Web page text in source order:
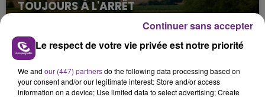
TOUJOURS À L'ARRÊT
Cela fait déjà une semaine que la centrale
nucléaire ardennaise est à l'arrêt. Une situation
justifiée par la sécheresse intense qui est toujours
présente.
Le respect de votre vie privée est notre priorité
We and our (447) partnersdo the following data processing based on
your consent and/or our legitimate interest: Store and/or access
information on a device; Use limited data to select advertising; Create
Continuer sans accepter